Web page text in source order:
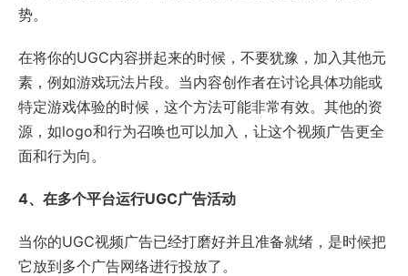
势。
在将你的UGC内容拼起来的时候，不要犹豫，加入其他元
素，例如游戏玩法片段。当内容创作者在讨论具体功能或
特定游戏体验的时候，这个方法可能非常有效。其他的资
源，如logo和行为召唤也可以加入，让这个视频广告更全
面和行为向。
4、在多个平台运行UGC广告活动
当你的UGC视频广告已经打磨好并且准备就绪，是时候把
它放到多个广告网络进行投放了。